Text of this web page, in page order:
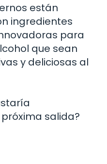
están
ingredientes
para
que sean
y deliciosas al
salida?